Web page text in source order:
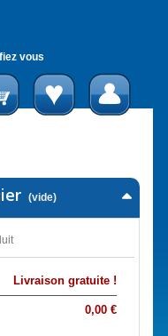
vous
(vide)
Livraison gratuite !
0,00 €